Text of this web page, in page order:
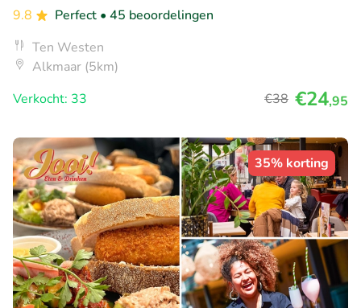
9.8 Perfect • 45 beoordelingen
Ten Westen
Alkmaar (5km)
Verkocht: 33
€38 €24,95
35% korting